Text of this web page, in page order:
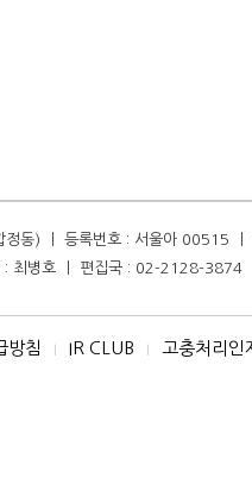
정동) ㅣ 등록번호 : 서울아 00515
: 최병호 ㅣ 편집국 : 02-2128-
방침 I IR CLUB I 고충처리인